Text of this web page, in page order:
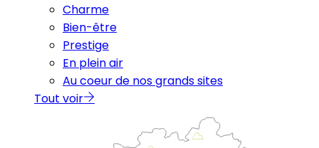
Charme
Bien-être
Prestige
En plein air
Au coeur de nos grands sites
Tout voir